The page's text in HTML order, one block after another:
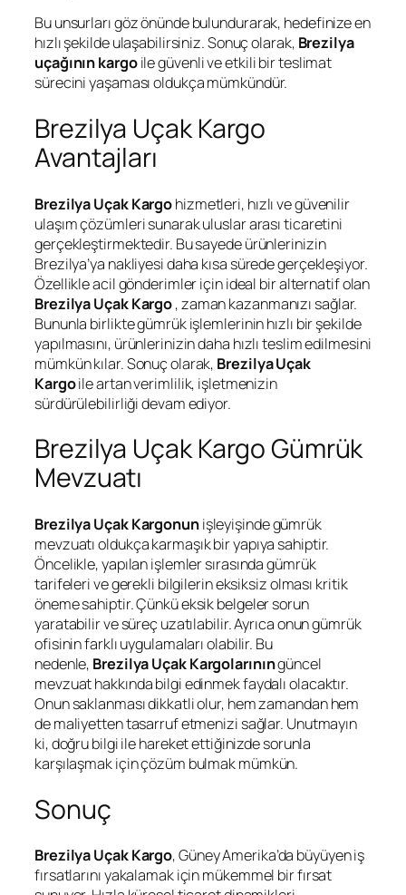
Bu unsurları göz önünde bulundurarak, hedefinize en
hızlı şekilde ulaşabilirsiniz. Sonuç olarak, Brezilya
uçağının kargoile güvenli ve etkili bir teslimat
sürecini yaşaması oldukça mümkündür.
Brezilya Uçak Kargo
Avantajları
Brezilya Uçak Kargohizmetleri, hızlı ve güvenilir
ulaşım çözümleri sunarak uluslar arası ticaretini
gerçekleştirmektedir. Bu sayede ürünlerinizin
Brezilya’ya nakliyesi daha kısa sürede gerçekleşiyor.
Özellikle acil gönderimler için ideal bir alternatif olan
Brezilya Uçak Kargo, zaman kazanmanızı sağlar.
Bununla birlikte gümrük işlemlerinin hızlı bir şekilde
yapılmasını, ürünlerinizin daha hızlı teslim edilmesini
mümkün kılar. Sonuç olarak, Brezilya Uçak
Kargoile artan verimlilik, işletmenizin
sürdürülebilirliği devam ediyor.
Brezilya Uçak Kargo Gümrük
Mevzuatı
Brezilya Uçak Kargonunişleyişinde gümrük
mevzuatı oldukça karmaşık bir yapıya sahiptir.
Öncelikle, yapılan işlemler sırasında gümrük
tarifeleri ve gerekli bilgilerin eksiksiz olması kritik
öneme sahiptir. Çünkü eksik belgeler sorun
yaratabilir ve süreç uzatılabilir. Ayrıca onun gümrük
ofisinin farklı uygulamaları olabilir. Bu
nedenle, Brezilya Uçak Kargolarınıngüncel
mevzuat hakkında bilgi edinmek faydalı olacaktır.
Onun saklanması dikkatli olur, hem zamandan hem
de maliyetten tasarruf etmenizi sağlar. Unutmayın
ki, doğru bilgi ile hareket ettiğinizde sorunla
karşılaşmak için çözüm bulmak mümkün.
Sonuç
Brezilya Uçak Kargo, Güney Amerika’da büyüyen iş
fırsatlarını yakalamak için mükemmel bir fırsat